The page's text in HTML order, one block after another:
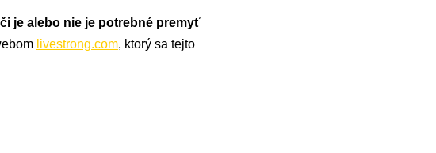
je alebo nie je potrebné premyť
livestrong.com, ktorý sa tejto